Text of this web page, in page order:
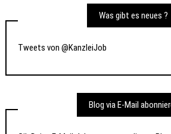
Was gibt es neues ?
Tweets von @KanzleiJob
Blog via E-Mail